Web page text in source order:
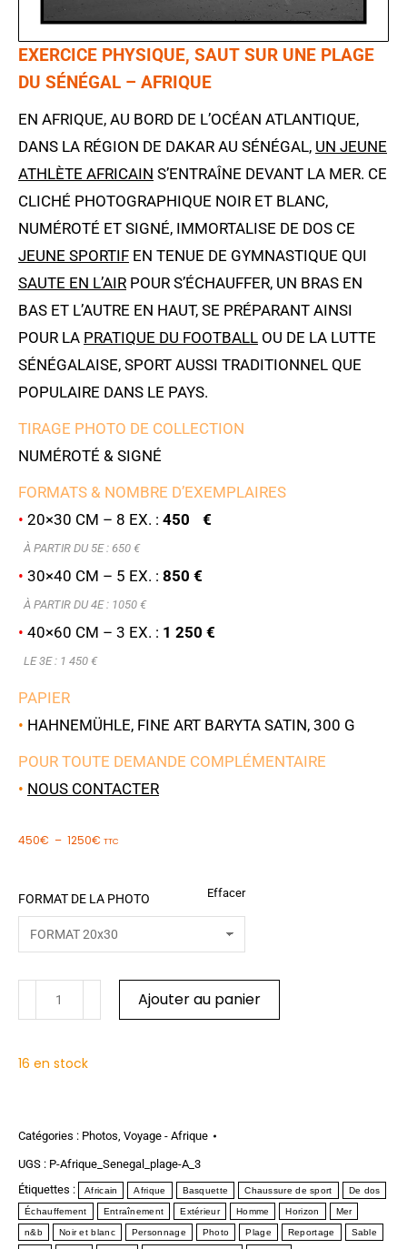
EXERCICE PHYSIQUE, SAUT SUR UNE PLAGE
DU SÉNÉGAL – AFRIQUE
EN AFRIQUE, AU BORD DE L’OCÉAN ATLANTIQUE,
DANS LA RÉGION DE DAKAR AU SÉNÉGAL, UN JEUNE
ATHLÈTE AFRICAIN S’ENTRAÎNE DEVANT LA MER. CE
CLICHÉ PHOTOGRAPHIQUE NOIR ET BLANC,
NUMÉROTÉ ET SIGNÉ, IMMORTALISE DE DOS CE
JEUNE SPORTIF EN TENUE DE GYMNASTIQUE QUI
SAUTE EN L’AIR POUR S’ÉCHAUFFER, UN BRAS EN
BAS ET L’AUTRE EN HAUT, SE PRÉPARANT AINSI
POUR LA PRATIQUE DU FOOTBALL OU DE LA LUTTE
SÉNÉGALAISE, SPORT AUSSI TRADITIONNEL QUE
POPULAIRE DANS LE PAYS.
TIRAGE PHOTO DE COLLECTION
NUMÉROTÉ & SIGNÉ
FORMATS & NOMBRE D’EXEMPLAIRES
• 20×30 CM – 8 EX. : 450 €
À PARTIR DU 5E : 650 €
• 30×40 CM – 5 EX. : 850 €
À PARTIR DU 4E : 1050 €
• 40×60 CM – 3 EX. : 1 250 €
LE 3E : 1 450 €
PAPIER
• HAHNEMÜHLE, FINE ART BARYTA SATIN, 300 G
POUR TOUTE DEMANDE COMPLÉMENTAIRE
• NOUS CONTACTER
450€ – 1250€ TTC
FORMAT DE LA PHOTO Effacer
Ajouter au panier
16 en stock
Catégories : Photos, Voyage - Afrique
UGS : P-Afrique_Senegal_plage-A_3
Étiquettes :
Africain Afrique Basquette Chaussure de sport De dos
Échauffement Entraînement Extérieur Homme Horizon Mer
n&b Noir et blanc Personnage Photo Plage Reportage Sable